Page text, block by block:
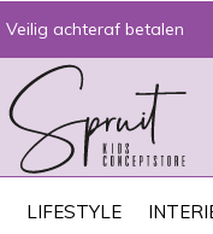
LIFESTYLE
Veilig achteraf betalen